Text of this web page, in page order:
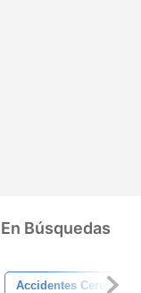
Búsquedas
Accidentes